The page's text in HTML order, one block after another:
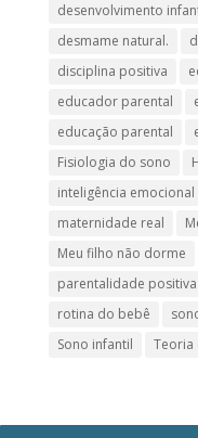
desenvolvimento
desmame natural.
disciplina positiva
educador parental
educação parental
Fisiologia do sono
inteligência emocional
maternidade real
Meu filho não dorme
parentalidade positiva
rotina do bebê
Sono infantil
Teoria